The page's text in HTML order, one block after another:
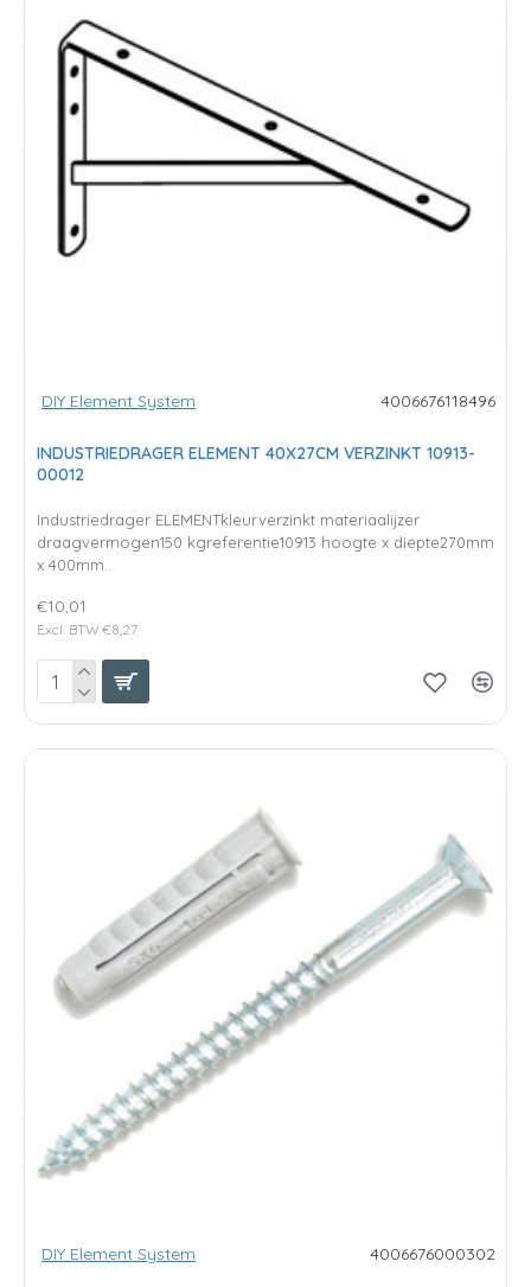
DIY Element System 4006676118496
INDUSTRIEDRAGER ELEMENT 40X27CM VERZINKT 10913-
00012
Industriedrager ELEMENTkleurverzinkt materiaalijzer
draagvermogen150 kgreferentie10913 hoogte x diepte270mm
x 400mm..
€10,01
Excl. BTW:€8,27
DIY Element System 4006676000302